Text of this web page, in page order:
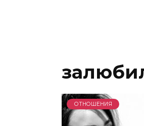
ОТНОШЕНИЯ